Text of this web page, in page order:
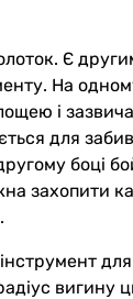
Є
На
і
для
боці
захопити
вигину